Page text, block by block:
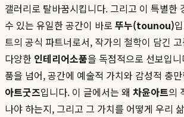
갤러리로 탈바꿈시킵니다. 그리고 이 특별한
수 있는 유일한 공간이 바로 뚜누(tounou)
트의 공식 파트너로서, 작가의 철학이 담긴 고
다양한 인테리어소품을 독점적으로 선보입
품을 넘어, 공간에 예술적 가치와 감성적 충
아트굿즈입니다. 이 글에서는 왜 차윤아트의
나야 하는지, 그리고 그 가치를 어떻게 우리